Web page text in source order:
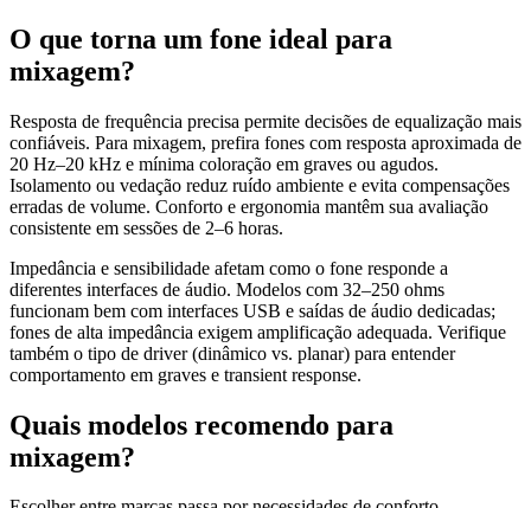
O que torna um fone ideal para
mixagem?
Resposta de frequência precisa permite decisões de equalização mais
confiáveis. Para mixagem, prefira fones com resposta aproximada de
20 Hz–20 kHz e mínima coloração em graves ou agudos.
Isolamento ou vedação reduz ruído ambiente e evita compensações
erradas de volume. Conforto e ergonomia mantêm sua avaliação
consistente em sessões de 2–6 horas.
Impedância e sensibilidade afetam como o fone responde a
diferentes interfaces de áudio. Modelos com 32–250 ohms
funcionam bem com interfaces USB e saídas de áudio dedicadas;
fones de alta impedância exigem amplificação adequada. Verifique
também o tipo de driver (dinâmico vs. planar) para entender
comportamento em graves e transient response.
Quais modelos recomendo para
mixagem?